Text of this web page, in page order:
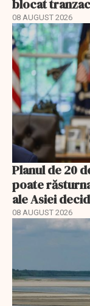
blocat
08 AUGUST 2026
Planul de 20
poate
ale Asiei
08 AUGUST 2026